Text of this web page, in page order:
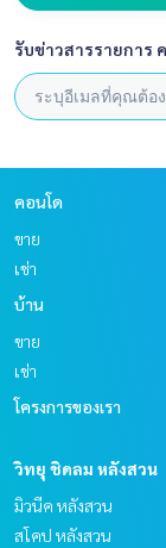
รับข่าวสารรายการ
คอนโด
ขาย
เช่า
บ้าน
ขาย
เช่า
โครงการของเรา
วิทยุ ชิดลม หลังสวน
มิวนีค หลังสวน
สโคป หลังสวน